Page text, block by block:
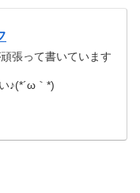
張って書いています
♪(*´ω｀*)